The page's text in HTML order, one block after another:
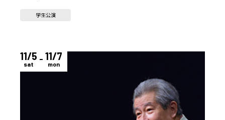
学生公演
11/5
sat
11/7
mon